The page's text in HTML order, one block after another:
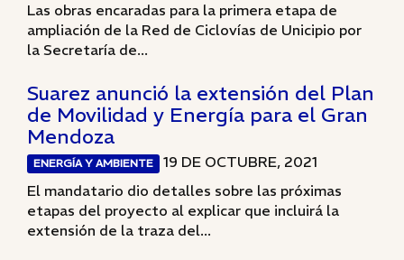
Las obras encaradas para la primera etapa de
ampliación de la Red de Ciclovías de Unicipio por
la Secretaría de...
Suarez anunció la extensión del Plan
de Movilidad y Energía para el Gran
Mendoza
ENERGÍA Y AMBIENTE
19 DE OCTUBRE, 2021
El mandatario dio detalles sobre las próximas
etapas del proyecto al explicar que incluirá la
extensión de la traza del...